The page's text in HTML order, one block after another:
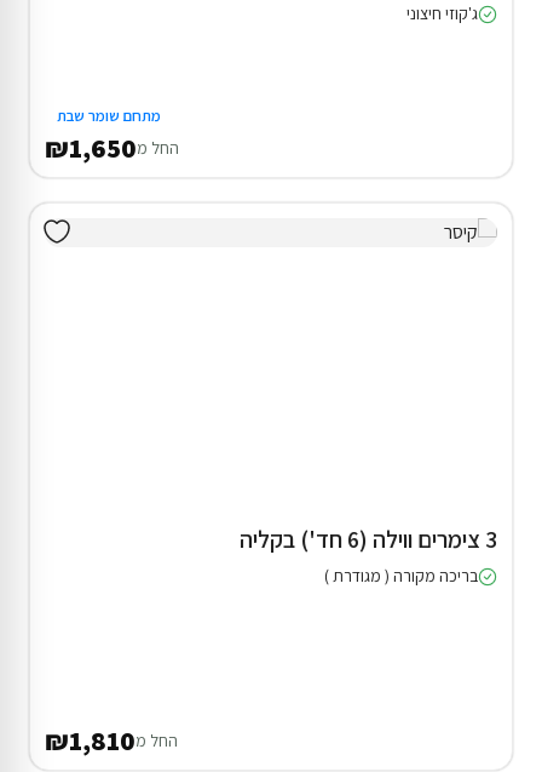
ג'קוזי חיצוני
מתחם שומר שבת
החל מ₪1,650
3 צימרים ווילה (6 חד') בקליה
בריכה מקורה ( מגודרת )
החל מ₪1,810